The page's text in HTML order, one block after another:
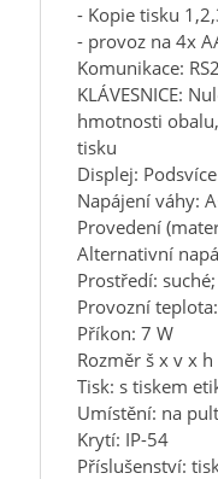
- Kopie tisku
- provoz na 4x
Komunikace:
KLÁVESNICE:
hmotnosti
tisku
Displej:
Napájení váhy:
Provedení
Alternativní
Prostředí:
Provozní teplota:
Příkon: 7 W
Rozměr š x v x
Tisk: s tiskem
Umístění: na
Krytí: IP-54
Příslušenství: